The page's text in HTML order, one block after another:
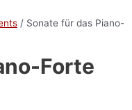
/ Sonate für das Piano-
Forte